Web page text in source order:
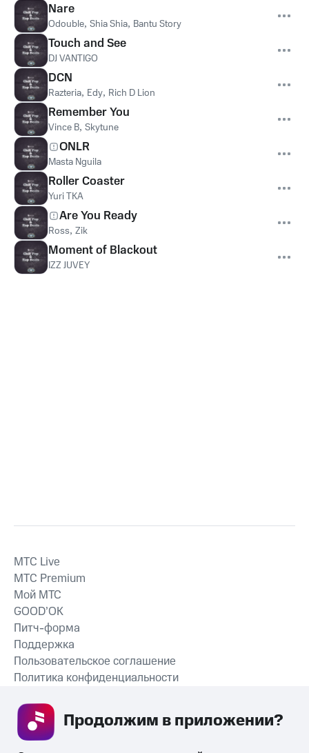
Nare
Odouble, Shia Shia, Bantu Story
Touch and See
DJ VANTIGO
DCN
Razteria, Edy, Rich D Lion
Remember You
Vince B, Skytune
ONLR
Masta Nguila
Roller Coaster
Yuri TKA
Are You Ready
Ross, Zik
Moment of Blackout
IZZ JUVEY
СКАЧАТЬ ПРИЛОЖЕНИЕ
MTС Live
MTС Premium
Мой МТС
GOOD’OK
Питч-форма
Поддержка
Пользовательское соглашение
Политика конфиденциальности